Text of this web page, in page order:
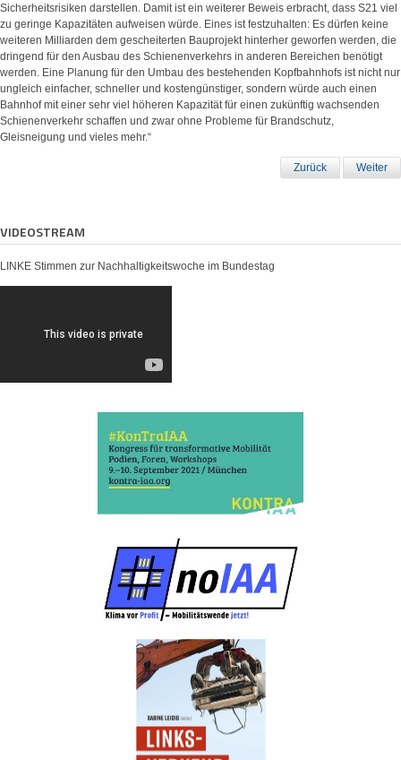
Sicherheitsrisiken darstellen. Damit ist ein weiterer Beweis erbracht, dass S21 viel
zu geringe Kapazitäten aufweisen würde. Eines ist festzuhalten: Es dürfen keine
weiteren Milliarden dem gescheiterten Bauprojekt hinterher geworfen werden, die
dringend für den Ausbau des Schienenverkehrs in anderen Bereichen benötigt
werden. Eine Planung für den Umbau des bestehenden Kopfbahnhofs ist nicht nur
ungleich einfacher, schneller und kostengünstiger, sondern würde auch einen
Bahnhof mit einer sehr viel höheren Kapazität für einen zukünftig wachsenden
Schienenverkehr schaffen und zwar ohne Probleme für Brandschutz,
Gleisneigung und vieles mehr.“
Zurück Weiter
VIDEOSTREAM
LINKE Stimmen zur Nachhaltigkeitswoche im Bundestag